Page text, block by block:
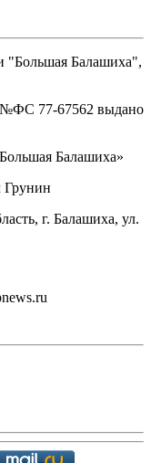
"Большая Балашиха",
№ФС ‎77-67562 выдано
Балашиха»
Грунин
г. Балашиха, ул.